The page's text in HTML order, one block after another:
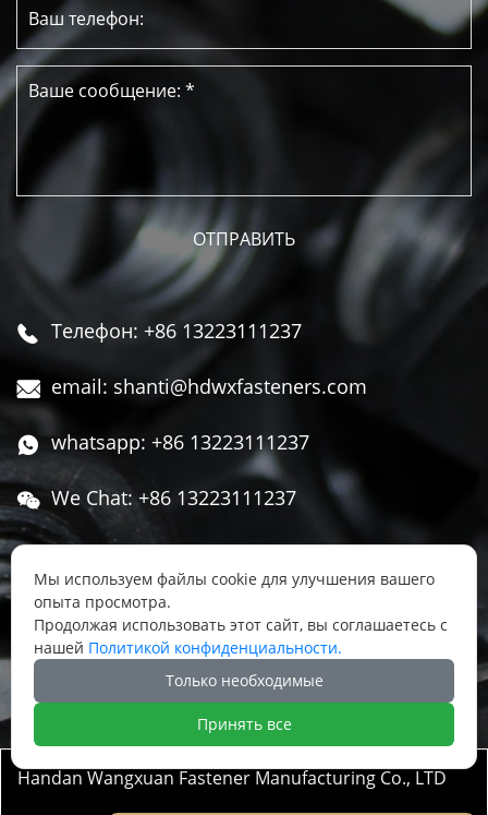
 Телефон: +86 13223111237
 email: shanti@hdwxfasteners.com
 whatsapp: +86 13223111237
 We Chat: +86 13223111237
Адрес: Северная часть Западной улицы,
Чжоуцунь, поселок Сису, район Юннянь,
город Ханьдань, провинция Хэбэй, Китай
 
Handan Wangxuan Fastener Manufacturing Co., LTD
Мы используем файлы cookie для улучшения вашего
опыта просмотра.
Продолжая использовать этот сайт, вы соглашаетесь с
нашей Политикой конфиденциальности.
Только необходимые
Принять все